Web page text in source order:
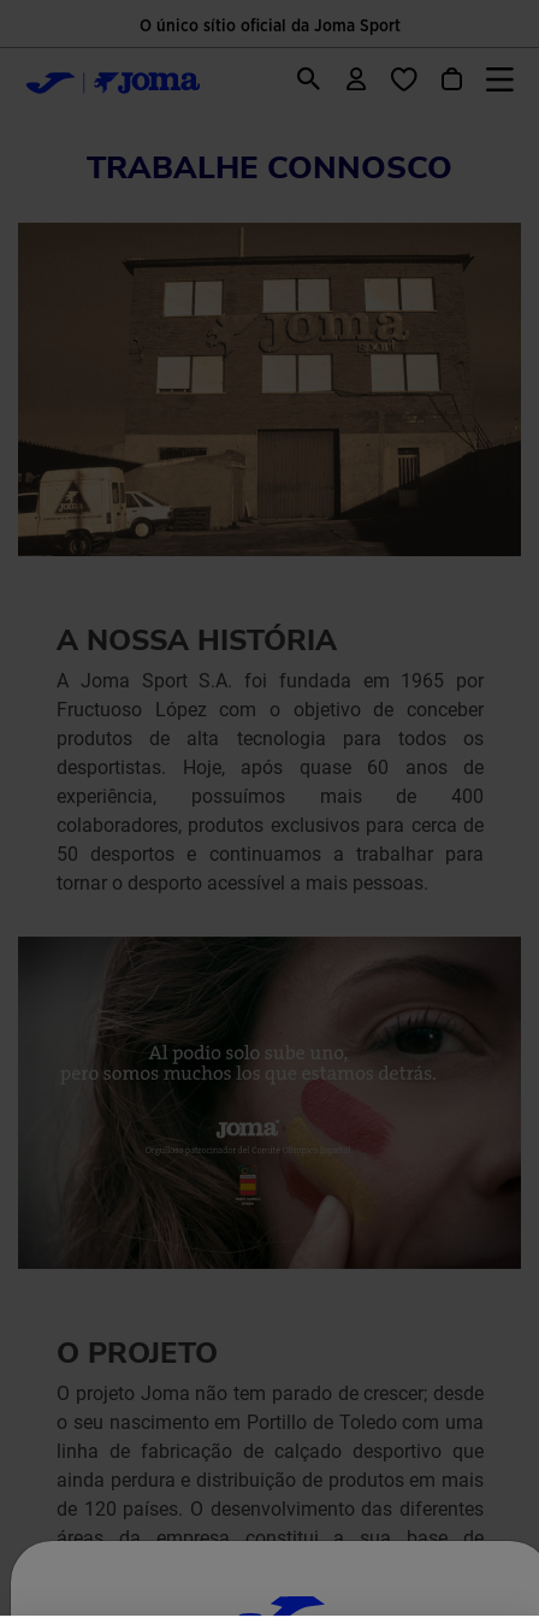
O único sítio oficial da Joma Sport
TRABALHE CONNOSCO
A NOSSA HISTÓRIA
A Joma Sport S.A. foi fundada em 1965 por
Fructuoso López com o objetivo de conceber
produtos de alta tecnologia para todos os
desportistas. Hoje, após quase 60 anos de
experiência, possuímos mais de 400
colaboradores, produtos exclusivos para cerca de
50 desportos e continuamos a trabalhar para
tornar o desporto acessível a mais pessoas.
O PROJETO
O projeto Joma não tem parado de crescer; desde
o seu nascimento em Portillo de Toledo com uma
linha de fabricação de calçado desportivo que
ainda perdura e distribuição de produtos em mais
de 120 países. O desenvolvimento das diferentes
áreas da empresa constitui a sua base de
produto, fabricação, testes de rendimento,